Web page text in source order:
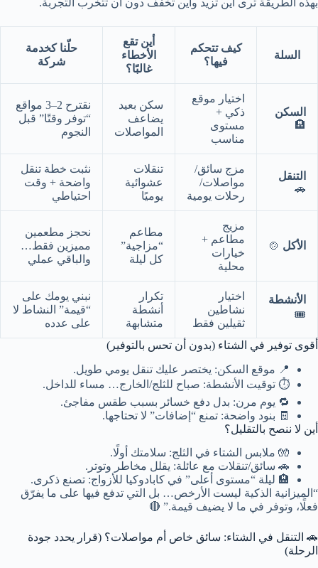
السلة
كيف تتحكم
فيها؟
أين تقع
الأخطاء
غالبًا؟
حلّنا كخدمة
شركة
السكن
🏨
اختيار موقع
ذكي +
مستوى
مناسب
سكن بعيد
يضاعف
المواصلات
نقترح 2–3 مواقع
“توفر وقتًا” قبل
النجوم
التنقل
🚗
مزج سائق/
مواصلات/
رحلات يومية
تنقلات
عشوائية
يوميًا
نثبت خطة تنقل
واضحة + وقت
احتياطي
الأكل 🍲
مزيج
مطاعم +
خيارات
محلية
مطاعم
“مزاجية”
كل ليلة
نحجز مطعمين
مميزين فقط…
والباقي عملي
الأنشطة
🎟️
اختيار
نشاطين
ثقيلين فقط
تكرار
أنشطة
متشابهة
نبني يومك على
“قيمة” النشاط لا
على عدده
أقوى توفير في الشتاء (بدون أن تحس بالتوفير)
📍 موقع السكن: يختصر عليك تنقل يومي طويل.
⏱️ توقيت الأنشطة: صباح للثلج/الخارج… مساء للداخل.
🔁 يوم مرن: بدل دفع خسائر بسبب طقس مفاجئ.
🧾 بنود واضحة: تمنع “إضافات” لا تحتاجها.
أين لا ننصح بالتقليل؟
🧤 ملابس الشتاء في الثلج: سلامتك أولًا.
🚗 سائق/تنقلات مع عائلة: يقلل مخاطر وتوتر.
🏨 ليلة “مستوى أعلى” في كابادوكيا للأزواج: تصنع ذكرى.
“الميزانية الذكية ليست الأرخص… بل التي تدفع فيها على ما يفرّق
فعلًا، وتوفر في ما لا يضيف قيمة.” 🔴
🚗 التنقل في الشتاء: سائق خاص أم مواصلات؟ (قرار يحدد جودة
الرحلة)